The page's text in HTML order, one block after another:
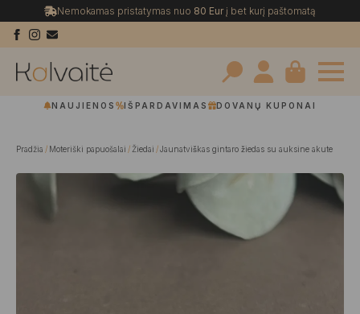
Nemokamas pristatymas nuo 80 Eurį bet kurį paštomatą
Search
NAUJIENOS IŠPARDAVIMAS DOVANŲ KUPONAI
Pradžia Moteriški papuošalai Žiedai Jaunatviškas gintaro žiedas su auksine akute